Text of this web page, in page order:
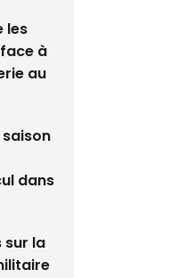
à
saison